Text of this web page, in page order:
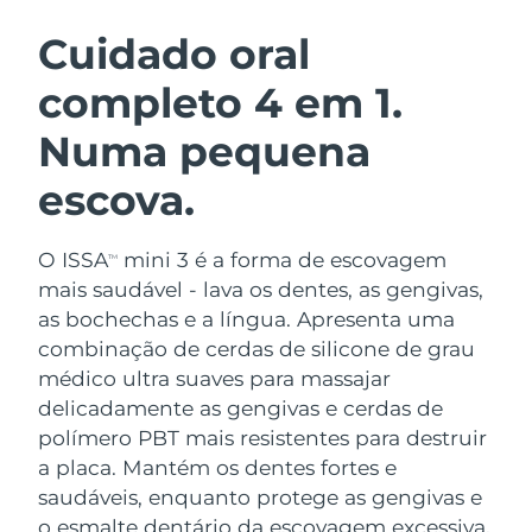
Cuidado oral
completo 4 em 1.
Numa pequena
escova.
O ISSATM
mini 3 é a forma de escovagem
mais saudável - lava os dentes, as gengivas,
as bochechas e a língua. Apresenta uma
combinação de cerdas de silicone de grau
médico ultra suaves para massajar
delicadamente as gengivas e cerdas de
polímero PBT mais resistentes para destruir
a placa. Mantém os dentes fortes e
saudáveis, enquanto protege as gengivas e
o esmalte dentário da escovagem excessiva.
Limpeza facial
Anti-aging massage
LUNA™ 4 Plus
Massage, LED heating
LUNA™ 4 Men
For men, anti-aging massage
Lifting facial
Microcurrent toning
BEAR™ 2 go
Microcurrent toning on-the-go
BEAR™ 2 eyes & lips
Microcurrent line smoothing device
Hidratação
UFO™ 3 kit
Deep facial hydration
UFO™ 3 LED
Near-infrared and red light therapy
device
Cuidado oral
issa™ 4
Hybrid silicone sonic toothbrush
issa™ 4 plus
Smart hybrid silicone sonic toothbrush
TRATAMENTO ANTIENVELHECIMENTO
FAQ™
Antienvelhecimento Tratamentos LED
NEW
Áustria Entrega prevista
Barein Entrega prevista
Bélgica Entrega prevista
Bermudas
Bósnia e
Herzegovina
Entrega prevista8/13/26
Brunei Entrega prevista8/15/26
Bulgária Entrega prevista
Canadá Entrega prevista
Chile Entrega prevista 8/14/26